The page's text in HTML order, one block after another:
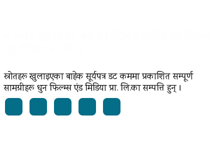
स्रोतहरू खुलाइएका बाहेक सूर्यपत्र डट कममा प्रकाशित सम्पूर्ण
सामग्रीहरू धुन फिल्म्स एंड मिडिया प्रा. लि.का सम्पत्ति हुन् ।